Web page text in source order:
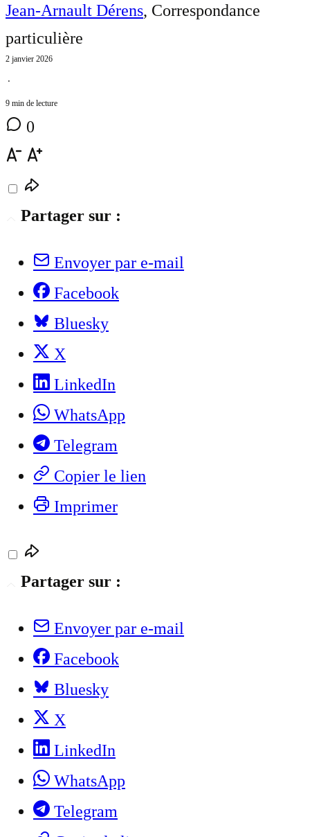
Jean-Arnault Dérens, Correspondance
particulière
2 janvier 2026
⋅
9 min de lecture
0
Partager sur :
Envoyer par e-mail
Facebook
Bluesky
X
LinkedIn
WhatsApp
Telegram
Copier le lien
Imprimer
Partager sur :
Envoyer par e-mail
Facebook
Bluesky
X
LinkedIn
WhatsApp
Telegram